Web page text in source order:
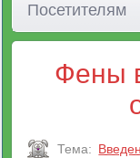
Посетителям
Фены
Тема: